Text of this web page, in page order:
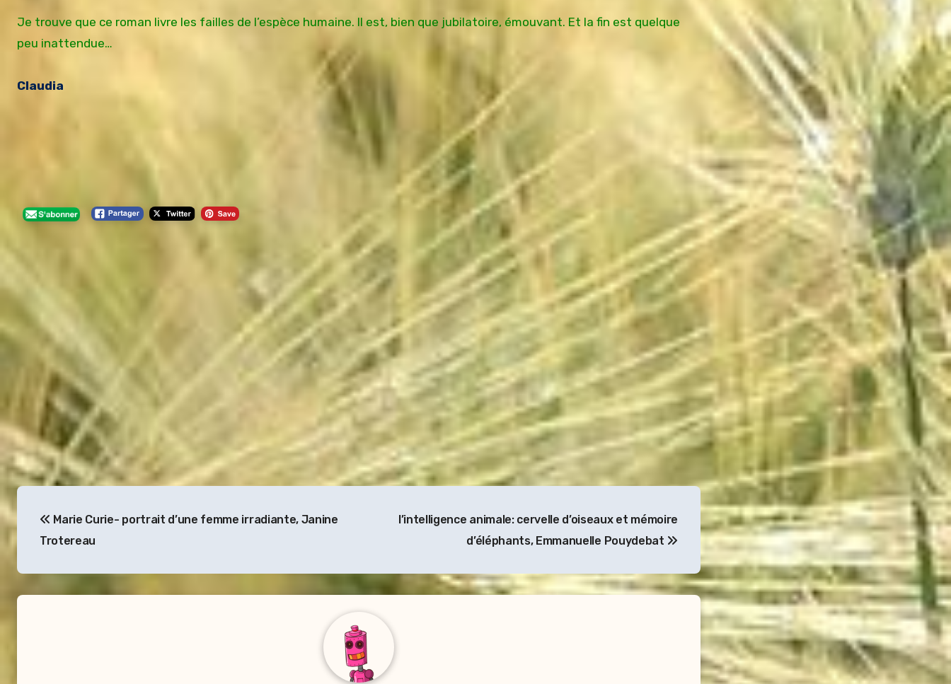
Je trouve que ce roman livre les failles de l’espèce humaine. Il est, bien que jubilatoire, émouvant. Et la fin est quelque
peu inattendue…
Claudia
Navigation
de
Marie Curie- portrait d’une femme irradiante, Janine
Trotereau
l’intelligence animale: cervelle d’oiseaux et mémoire
d’éléphants, Emmanuelle Pouydebat